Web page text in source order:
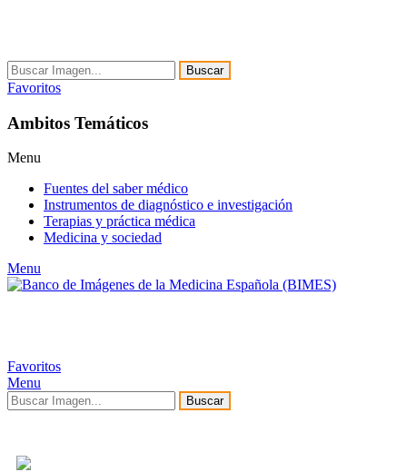
Buscar
Favoritos
Ambitos Temáticos
Menu
Fuentes del saber médico
Instrumentos de diagnóstico e investigación
Terapias y práctica médica
Medicina y sociedad
Menu
Favoritos
Menu
Buscar